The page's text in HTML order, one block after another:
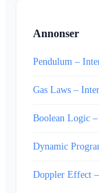
Annonser
Pendulum –
Gas Laws –
Boolean Logic
Dynamic
Doppler Effect